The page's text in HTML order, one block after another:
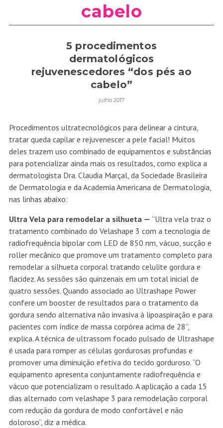
cabelo
5 procedimentos
dermatológicos
rejuvenescedores “dos pés ao
cabelo”
julho 2017
Procedimentos ultratecnológicos para delinear a cintura,
tratar queda capilar e rejuvenescer a pele facial! Muitos
deles trazem uso combinado de equipamentos e substâncias
para potencializar ainda mais os resultados, como explica a
dermatologista Dra. Claudia Marçal, da Sociedade Brasileira
de Dermatologia e da Academia Americana de Dermatologia,
nas linhas abaixo:
Ultra Vela para remodelar a silhueta — “Ultra vela traz o
tratamento combinado do Velashape 3 com a tecnologia de
radiofrequência bipolar com LED de 850 nm, vácuo, sucção e
roller mecânico que promove um tratamento completo para
remodelar a silhueta corporal tratando celulite gordura e
flacidez. As sessões são quinzenais em um total inicial de
quatro sessões. Quando associado ao Ultrashape Power
confere um booster de resultados para o tratamento da
gordura sendo alternativa não invasiva à lipoaspiração e para
pacientes com índice de massa corpórea acima de 28”,
explica. A técnica de ultrassom focado pulsado de Ultrashape
é usada para romper as células gordurosas profundas e
promover uma diminuição efetiva do tecido gorduroso. “O
equipamento apresenta conjuntamente radiofrequência e
vácuo que potencializam o resultado. A aplicação a cada 15
dias alternado com velashape 3 para remodelação corporal
com redução da gordura de modo confortável e não
doloroso”, diz a médica.